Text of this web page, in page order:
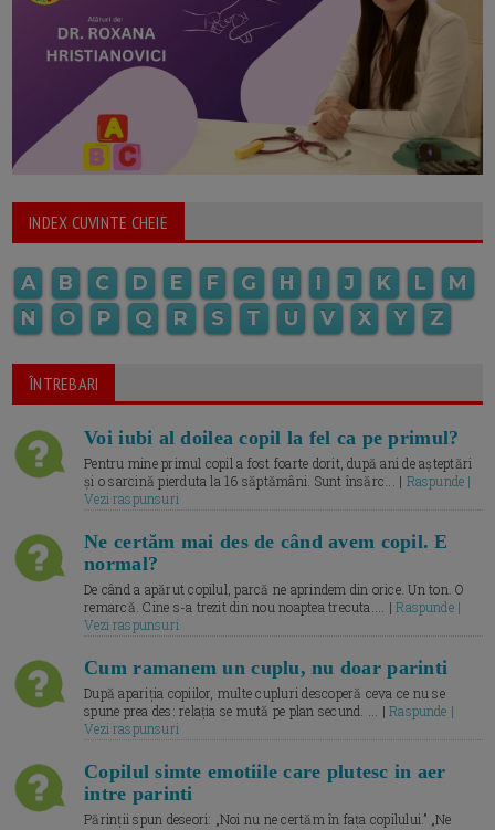
INDEX CUVINTE CHEIE
A B C D E F G H I J K L
M
N
O P Q R S T U V X Y Z
ÎNTREBARI
Voi iubi al doilea copil la fel ca pe primul?
Pentru mine primul copil a fost foarte dorit, după ani de așteptări
și o sarcină pierduta la 16 săptămâni. Sunt însărc... | Raspunde |
Vezi raspunsuri
Ne certăm mai des de când avem copil. E
normal?
De când a apărut copilul, parcă ne aprindem din orice. Un ton. O
remarcă. Cine s-a trezit din nou noaptea trecuta.... |Raspunde |
Vezi raspunsuri
Cum ramanem un cuplu, nu doar parinti
După apariția copiilor, multe cupluri descoperă ceva ce nu se
spune prea des: relația se mută pe plan secund. ... |Raspunde |
Vezi raspunsuri
Copilul simte emotiile care plutesc in aer
intre parinti
Părinții spun deseori: „Noi nu ne certăm în fața copilului.” „Ne